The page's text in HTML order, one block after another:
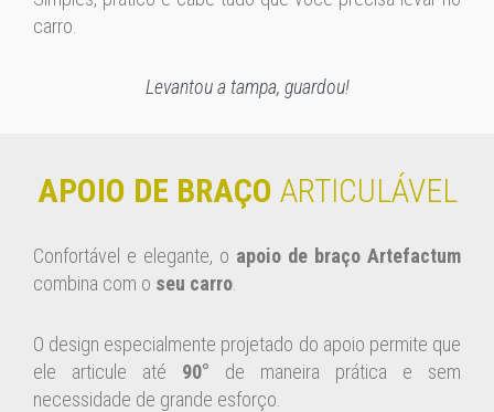
carro.
Levantou a tampa, guardou!
APOIO DE BRAÇO ARTICULÁVEL
Confortável e elegante, o apoio de braço Artefactum
combina com o seu carro
O design especialmente projetado do apoio permite que
ele articule até 90° de maneira prática e sem
necessidade de grande esforço.